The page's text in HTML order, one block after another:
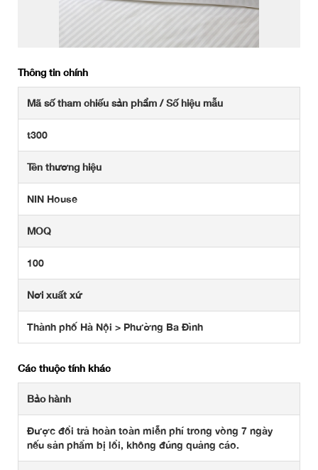
Thông tin chính
Mã số tham chiếu sản phẩm / Số hiệu mẫu
t300
Tên thương hiệu
NIN House
MOQ
100
Nơi xuất xứ
Thành phố Hà Nội > Phường Ba Đình
Các thuộc tính khác
Bảo hành
Được đổi trả hoàn toàn miễn phí trong vòng 7 ngày
nếu sản phẩm bị lổi, không đúng quảng cáo.